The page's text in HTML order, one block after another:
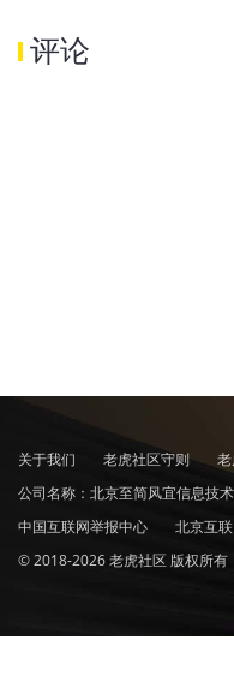
评论
关于我们 老虎社区守则
公司名称：北京至简风宜信息技
中国互联网举报中心
北京互
© 2018-2026 老虎社区 版权所有